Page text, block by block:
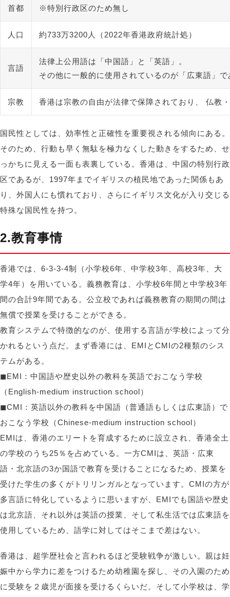
首都 ※特別行政区のため無し
人口 約733万3200人（2022年香港政府統計処）
言語
法律上公用語は「中国語」と「英語」。
その他に一般的に使用されているのが「広東語」で
宗教 香港は宗教の自由が法律で保障されており、 仏教
国民性としては、効率性と正確性を重要視される傾向にある。
そのため、行動も早く無駄を極力なくした動きをするため、せ
っかちに見える一面も表裏している。香港は、中国の特別行政
区であるが、1997年までイギリスの植民地であった関係もあ
り、外国人にも慣れており、さらにイギリス文化が入り交じる
特殊な国民性を持つ。
2.教育事情
香港では、6-3-3-4制（小学校6年、中学校3年、高校3年、大
学4年）を用いている。義務教育は、小学校6年間と中学校3年
間の合計9年間である。公立校であれば義務教育の期間の間は
無償で授業を受けることができる。
教育システムで特徴的なのが、使用する言語が学校によって分
かれるという点だ。まず香港には、EMIとCMIの2種類のシス
テムがある。
◼︎EMI：中国語や歴史以外の教科を英語でおこなう学校
（English-medium instruction school）
◼︎CMI：英語以外の教科を中国語（普通語もしくは広東語）で
おこなう学校（Chinese-medium instruction school）
EMIは、香港のエリートを育成するために設立され、香港全土
の学校のうち25％を占めている。一方CMIは、英語・広東
語・北京語の3か国語で教育を受けることになるため、授業を
受けた学生の多くがトリリンガルとなっています。CMIの方が
多言語に特化しているように思いますが、EMIでも国語や歴史
は北京語、それ以外は英語の授業、そして私生活では広東語を
使用しているため、語学に対してはそこまで差はない。
香港は、超学歴社会と言われるほど受験戦争が激しい。親は妊
娠中から学力に差をつけるため幼稚園を探し、その入園のため
に受験を２歳児が面接を受けるくらいだ。そして小学校は、学